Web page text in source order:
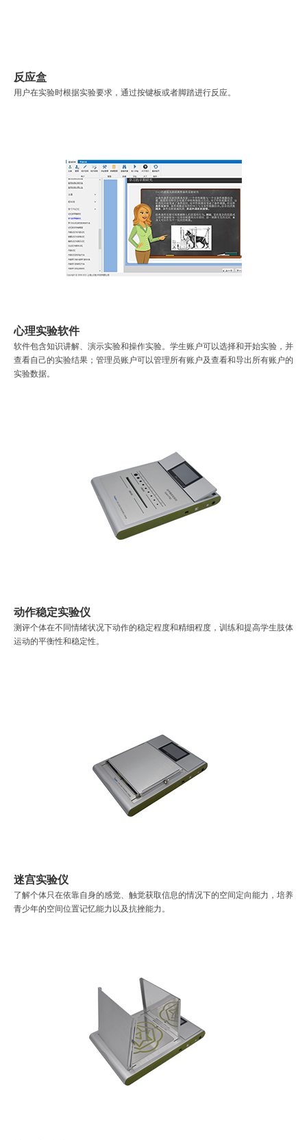
反应盒
用户在实验时根据实验要求，通过按键板或者脚踏进行反应。
心理实验软件
软件包含知识讲解、演示实验和操作实验。学生账户可以选择和开始实验，并
查看自己的实验结果；管理员账户可以管理所有账户及查看和导出所有账户的
实验数据。
动作稳定实验仪
测评个体在不同情绪状况下动作的稳定程度和精细程度，训练和提高学生肢体
运动的平衡性和稳定性。
迷宫实验仪
了解个体只在依靠自身的感觉、触觉获取信息的情况下的空间定向能力，培养
青少年的空间位置记忆能力以及抗挫能力。